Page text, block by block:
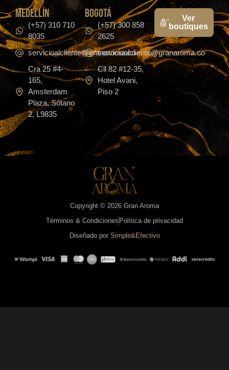
medellín
(+57) 310 710
8035
servicioalcliente@granaroma.co
Cra 25 #4-
165,
Amsterdam
Plaza, Sótano
2, L9835
bogotá
(+57) 300 858
2625
servicioalcliente@granaroma.co
Cll 82 #12-35,
Hotel Avani,
Piso 2
Ver
boutiques
Copyright © 2026 Gran Aroma
Términos & Condiciones Política de privacidad
Diseñado por Simple&Efectivo